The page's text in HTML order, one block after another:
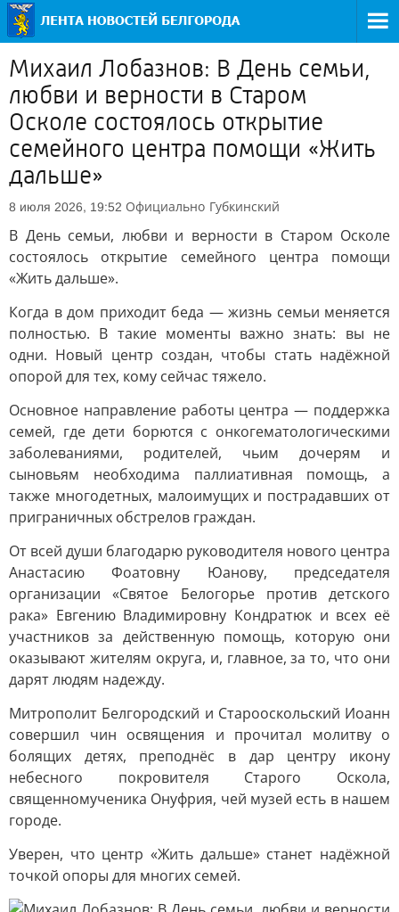
Михаил Лобазнов: В День семьи,
любви и верности в Старом
Осколе состоялось открытие
семейного центра помощи «Жить
дальше»
8 июля 2026, 19:52 Официально Губкинский
В День семьи, любви и верности в Старом Осколе
состоялось открытие семейного центра помощи
«Жить дальше».
Когда в дом приходит беда — жизнь семьи меняется
полностью. В такие моменты важно знать: вы не
одни. Новый центр создан, чтобы стать надёжной
опорой для тех, кому сейчас тяжело.
Основное направление работы центра — поддержка
семей, где дети борются с онкогематологическими
заболеваниями, родителей, чьим дочерям и
сыновьям необходима паллиативная помощь, а
также многодетных, малоимущих и пострадавших от
приграничных обстрелов граждан.
От всей души благодарю руководителя нового центра
Анастасию Фоатовну Юанову, председателя
организации «Святое Белогорье против детского
рака» Евгению Владимировну Кондратюк и всех её
участников за действенную помощь, которую они
оказывают жителям округа, и, главное, за то, что они
дарят людям надежду.
Митрополит Белгородский и Старооскольский Иоанн
совершил чин освящения и прочитал молитву о
болящих детях, преподнёс в дар центру икону
небесного покровителя Старого Оскола,
священномученика Онуфрия, чей музей есть в нашем
городе.
Уверен, что центр «Жить дальше» станет надёжной
точкой опоры для многих семей.